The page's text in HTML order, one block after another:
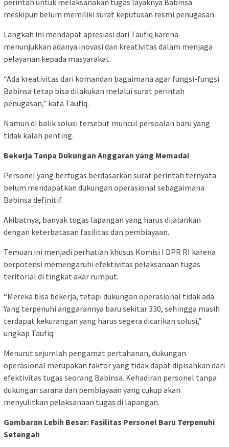
meskipun belum memiliki surat keputusan resmi penugasan.
Langkah ini mendapat apresiasi dari Taufiq karena
menunjukkan adanya inovasi dan kreativitas dalam menjaga
pelayanan kepada masyarakat.
“Ada kreativitas dari komandan bagaimana agar fungsi-fungsi
Babinsa tetap bisa dilakukan melalui surat perintah
penugasan,” kata Taufiq.
Namun di balik solusi tersebut muncul persoalan baru yang
tidak kalah penting.
Bekerja Tanpa Dukungan Anggaran yang Memadai
Personel yang bertugas berdasarkan surat perintah ternyata
belum mendapatkan dukungan operasional sebagaimana
Babinsa definitif.
Akibatnya, banyak tugas lapangan yang harus dijalankan
dengan keterbatasan fasilitas dan pembiayaan.
Temuan ini menjadi perhatian khusus Komisi I DPR RI karena
berpotensi memengaruhi efektivitas pelaksanaan tugas
teritorial di tingkat akar rumput.
“Mereka bisa bekerja, tetapi dukungan operasional tidak ada.
Yang terpenuhi anggarannya baru sekitar 330, sehingga masih
terdapat kekurangan yang harus segera dicarikan solusi,”
ungkap Taufiq.
Menurut sejumlah pengamat pertahanan, dukungan
operasional merupakan faktor yang tidak dapat dipisahkan dari
efektivitas tugas seorang Babinsa. Kehadiran personel tanpa
dukungan sarana dan pembiayaan yang cukup akan
menyulitkan pelaksanaan tugas di lapangan.
Gambaran Lebih Besar: Fasilitas Personel Baru Terpenuhi
Setengah